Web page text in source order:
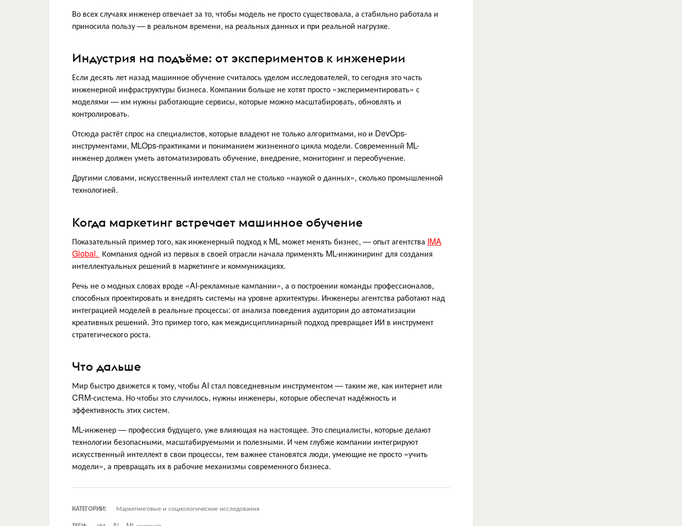
Во всех случаях инженер отвечает за то, чтобы модель не просто существовала, а стабильно работала и
приносила пользу — в реальном времени, на реальных данных и при реальной нагрузке.
Индустрия на подъёме: от экспериментов к инженерии
Если десять лет назад машинное обучение считалось уделом исследователей, то сегодня это часть
инженерной инфраструктуры бизнеса. Компании больше не хотят просто «экспериментировать» с
моделями — им нужны работающие сервисы, которые можно масштабировать, обновлять и
контролировать.
Отсюда растёт спрос на специалистов, которые владеют не только алгоритмами, но и DevOps-
инструментами, MLOps-практиками и пониманием жизненного цикла модели. Современный ML-
инженер должен уметь автоматизировать обучение, внедрение, мониторинг и переобучение.
Другими словами, искусственный интеллект стал не столько «наукой о данных», сколько промышленной
технологией.
Когда маркетинг встречает машинное обучение
Показательный пример того, как инженерный подход к ML может менять бизнес, — опыт агентства IMA
Global. Компания одной из первых в своей отрасли начала применять ML-инжиниринг для создания
интеллектуальных решений в маркетинге и коммуникациях.
Речь не о модных словах вроде «AI-рекламные кампании», а о построении команды профессионалов,
способных проектировать и внедрять системы на уровне архитектуры. Инженеры агентства работают над
интеграцией моделей в реальные процессы: от анализа поведения аудитории до автоматизации
креативных решений. Это пример того, как междисциплинарный подход превращает ИИ в инструмент
стратегического роста.
Что дальше
Мир быстро движется к тому, чтобы AI стал повседневным инструментом — таким же, как интернет или
CRM-система. Но чтобы это случилось, нужны инженеры, которые обеспечат надёжность и
эффективность этих систем.
ML-инженер — профессия будущего, уже влияющая на настоящее. Это специалисты, которые делают
технологии безопасными, масштабируемыми и полезными. И чем глубже компании интегрируют
искусственный интеллект в свои процессы, тем важнее становятся люди, умеющие не просто «учить
модели», а превращать их в рабочие механизмы современного бизнеса.
КАТЕГОРИИ:
Маркетинговые и социологические исследования